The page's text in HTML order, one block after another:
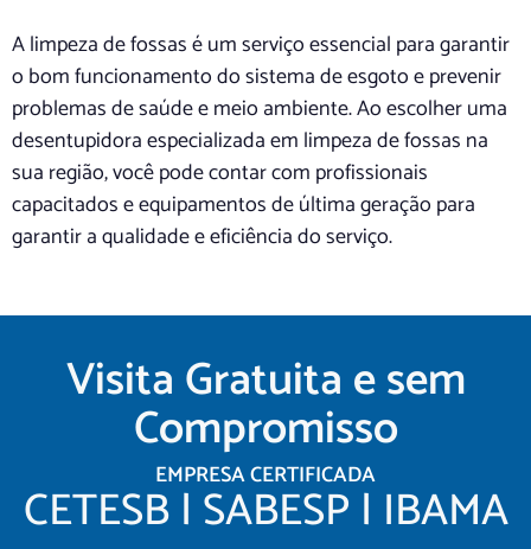
A limpeza de fossas é um serviço essencial para garantir
o bom funcionamento do sistema de esgoto e prevenir
problemas de saúde e meio ambiente. Ao escolher uma
desentupidora especializada em limpeza de fossas na
sua região, você pode contar com profissionais
capacitados e equipamentos de última geração para
garantir a qualidade e eficiência do serviço.
Visita Gratuita e sem
Compromisso
EMPRESA CERTIFICADA
CETESB | SABESP | IBAMA